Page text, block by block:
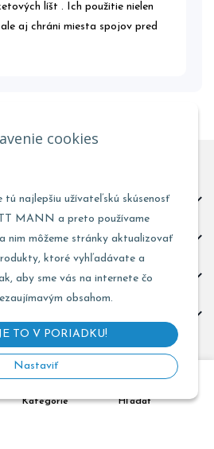
cookies
tú najlepšiu užívateľskú skúsenosť
MANN a preto používame
nim môžeme stránky aktualizovať
ktoré vyhľadávate a
aby sme vás na internete čo
obsahom.
TO V PORIADKU!
Nastaviť
Kategórie Hľadať
líšt . Ich použitie nielen
aj chráni miesta spojov pred
connector